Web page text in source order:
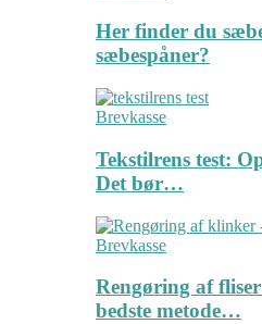
Her finder du
sæbespåner?
Brevkasse
Tekstilrens test:
Det bør…
Brevkasse
Rengøring af
bedste metode…